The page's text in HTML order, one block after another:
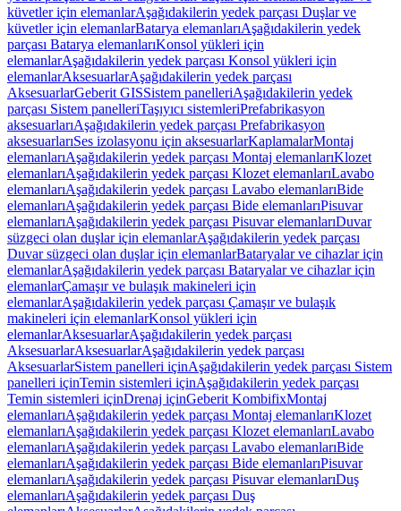
küvetler için elemanlarAşağıdakilerin yedek parçası Duşlar ve
küvetler için elemanlarBatarya elemanlarıAşağıdakilerin yedek
parçası Batarya elemanlarıKonsol yükleri için
elemanlarAşağıdakilerin yedek parçası Konsol yükleri için
elemanlarAksesuarlarAşağıdakilerin yedek parçası
AksesuarlarGeberit GISSistem panelleriAşağıdakilerin yedek
parçası Sistem panelleriTaşıyıcı sistemleriPrefabrikasyon
aksesuarlarıAşağıdakilerin yedek parçası Prefabrikasyon
aksesuarlarıSes izolasyonu için aksesuarlarKaplamalarMontaj
elemanlarıAşağıdakilerin yedek parçası Montaj elemanlarıKlozet
elemanlarıAşağıdakilerin yedek parçası Klozet elemanlarıLavabo
elemanlarıAşağıdakilerin yedek parçası Lavabo elemanlarıBide
elemanlarıAşağıdakilerin yedek parçası Bide elemanlarıPisuvar
elemanlarıAşağıdakilerin yedek parçası Pisuvar elemanlarıDuvar
süzgeci olan duşlar için elemanlarAşağıdakilerin yedek parçası
Duvar süzgeci olan duşlar için elemanlarBataryalar ve cihazlar için
elemanlarAşağıdakilerin yedek parçası Bataryalar ve cihazlar için
elemanlarÇamaşır ve bulaşık makineleri için
elemanlarAşağıdakilerin yedek parçası Çamaşır ve bulaşık
makineleri için elemanlarKonsol yükleri için
elemanlarAksesuarlarAşağıdakilerin yedek parçası
AksesuarlarAksesuarlarAşağıdakilerin yedek parçası
AksesuarlarSistem panelleri içinAşağıdakilerin yedek parçası Sistem
panelleri içinTemin sistemleri içinAşağıdakilerin yedek parçası
Temin sistemleri içinDrenaj içinGeberit KombifixMontaj
elemanlarıAşağıdakilerin yedek parçası Montaj elemanlarıKlozet
elemanlarıAşağıdakilerin yedek parçası Klozet elemanlarıLavabo
elemanlarıAşağıdakilerin yedek parçası Lavabo elemanlarıBide
elemanlarıAşağıdakilerin yedek parçası Bide elemanlarıPisuvar
elemanlarıAşağıdakilerin yedek parçası Pisuvar elemanlarıDuş
elemanlarıAşağıdakilerin yedek parçası Duş